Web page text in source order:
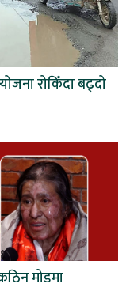
रोकिँदा बढ्दो
मोडमा